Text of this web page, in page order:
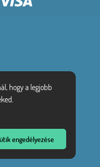
hogy a legjobb
engedélyezése